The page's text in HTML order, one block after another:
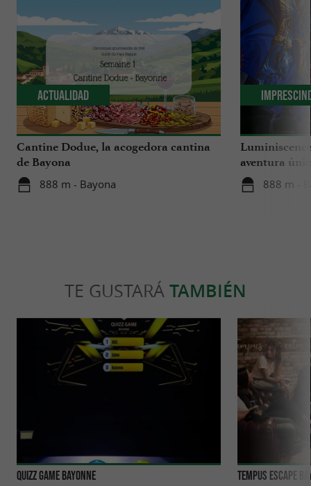
Cantine Dodue, la acogedora cantina
de Bayona
888 m - Bayona
Actualidad
aventura
catedral de
888 m -
TE GUSTARÁ TAMBIÉN
Quizz Game Bayonne Tempus Escape